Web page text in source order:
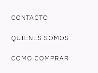
CONTACTO
QUIENES SOMOS
COMO COMPRAR